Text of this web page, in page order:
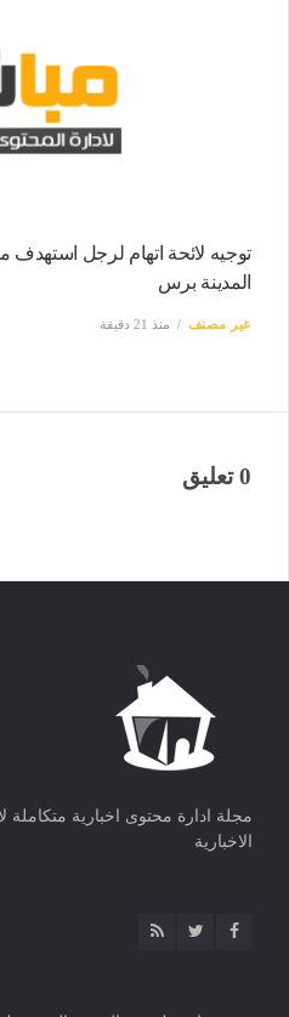
توجيه لائحة اتهام لرجل استهدف
المدينة برس
غير مصنف منذ 21 دقيقة
0 تعليق
مجلة ادارة محتوى اخبارية متكاملة
الاخبارية